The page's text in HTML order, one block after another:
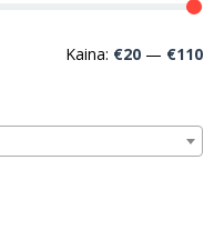
Kaina: €20 — €110